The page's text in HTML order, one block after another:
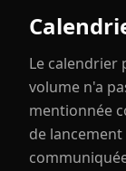
Le calendrier
volume n'a
mentionnée
de